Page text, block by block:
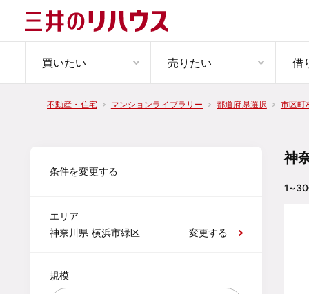
買いたい 売りたい 借
不動産・住宅 マンションライブラリー 都道府県選択 市区町
条件を変更する
エリア
神奈川県 横浜市緑区
変更する
規模
神
1~30